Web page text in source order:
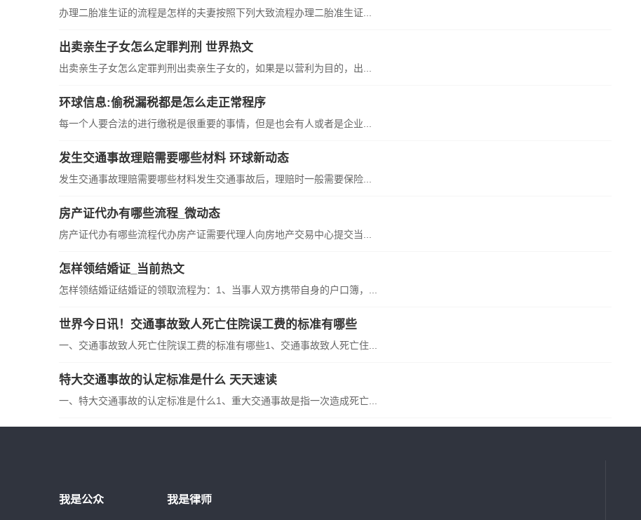
办理二胎准生证的流程是怎样的夫妻按照下列大致流程办理二胎准生证...
出卖亲生子女怎么定罪判刑 世界热文
出卖亲生子女怎么定罪判刑出卖亲生子女的，如果是以营利为目的，出...
环球信息:偷税漏税都是怎么走正常程序
每一个人要合法的进行缴税是很重要的事情，但是也会有人或者是企业...
发生交通事故理赔需要哪些材料 环球新动态
发生交通事故理赔需要哪些材料发生交通事故后，理赔时一般需要保险...
房产证代办有哪些流程_微动态
房产证代办有哪些流程代办房产证需要代理人向房地产交易中心提交当...
怎样领结婚证_当前热文
怎样领结婚证结婚证的领取流程为：1、当事人双方携带自身的户口簿，...
世界今日讯！交通事故致人死亡住院误工费的标准有哪些
一、交通事故致人死亡住院误工费的标准有哪些1、交通事故致人死亡住...
特大交通事故的认定标准是什么 天天速读
一、特大交通事故的认定标准是什么1、重大交通事故是指一次造成死亡...
我是公众 我是律师